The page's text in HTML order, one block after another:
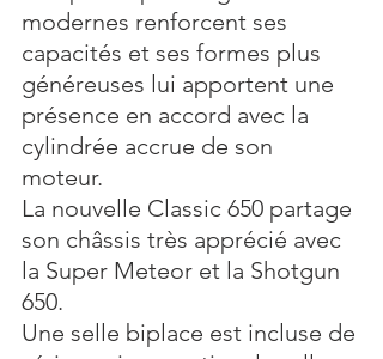
modernes renforcent ses
capacités et ses formes plus
généreuses lui apportent une
présence en accord avec la
cylindrée accrue de son
moteur.
La nouvelle Classic 650 partage
son châssis très apprécié avec
la Super Meteor et la Shotgun
650.
Une selle biplace est incluse de